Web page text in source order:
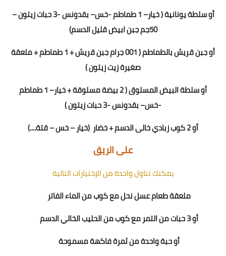
أو سلطة يونانية(خيار–1 طماطم -خس– بقدونس -3حبات زيتون –
50جم جبن ابيض قليل الدسم)
أو جبن قريش بالطماطم ( 1 00
جرام جبن قريش + 1 طماطم + ملعقة
صغيرة زيت زيتون )
أو سلطة البيض المسلوق ( 2 بيضة مسلوقة + خيار
–1 طماطم
-خس– بقدونس -3حبات زيتون)
أو 2 كوب زبادي خالى الدسم
+خضار (خيار – خس – قتة....
)
على الريق
يمكنك تناول واحدة من الإختيارات التالية
ملعقة طعام عسل نحل مع كوب من الماء الفاتر
أو 3 حبات من التمر مع كوب من الحليب الخالي الدسم
أو حبة واحدة من ثمرة فاكهة مسموحة